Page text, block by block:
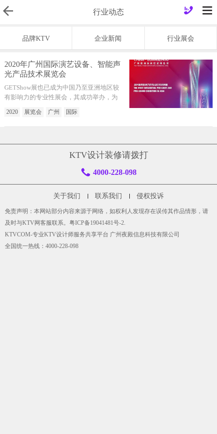
行业动态
品牌KTV 企业新闻 行业展会
2020年广州国际演艺设备、智能声
光产品技术展览会
GETShow展也已成为中国乃至亚洲地区较
有影响力的专业性展会，其成功举办，为
设备产业基地上提供了一个难得的具有国
际水准的全方位展示平台。
2020 展览会 广州 国际
KTV设计装修请拨打
4000-228-098
关于我们 联系我们 侵权投诉
免责声明：本网站部分内容来源于网络，如权利人发现存在误传其作品情形，请
及时与KTV网客服联系。 粤ICP备19041481号-2.
KTVCOM-专业KTV设计师服务共享平台 广州夜殿信息科技有限公司
全国统一热线：4000-228-098